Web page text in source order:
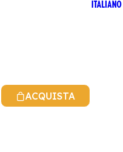
ACQUISTA
ITALIANO